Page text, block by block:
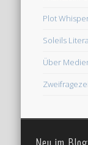
Plot
Soleils
Über